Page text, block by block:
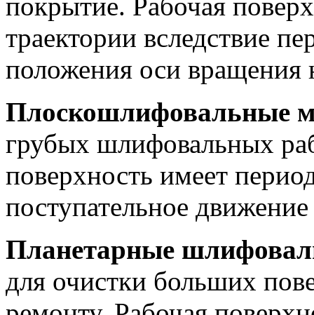
траектории вследствие
положения оси вращения
Плоскошлифовальные
грубых шлифовальных
поверхность имеет
поступательное
Планетарные
для очистки больших